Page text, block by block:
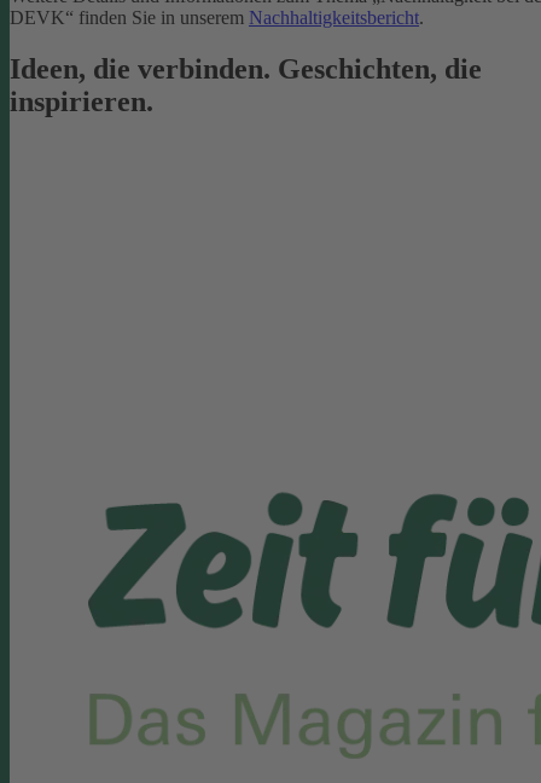
DEVK“ finden Sie in unserem Nachhaltigkeitsbericht.
Ideen, die verbinden. Geschichten, die
inspirieren.